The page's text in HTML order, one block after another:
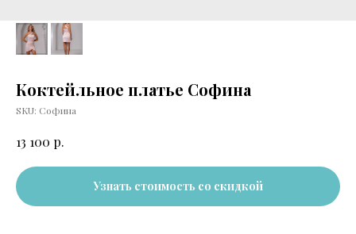
Коктейльное платье Софина
SKU: Софина
13 100 р.
Узнать стоимость со скидкой